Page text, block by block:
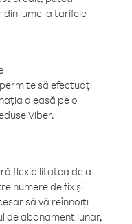
lume la tarifele
să efectuați
aleasă pe o
Viber.
flexibilitatea de a
numere de fix și
să vă reînnoiți
de abonament lunar,